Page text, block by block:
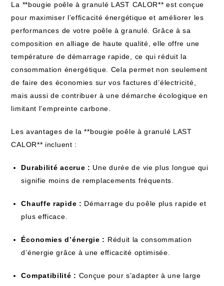
La **bougie poêle à granulé LAST CALOR** est conçue
pour maximiser l’efficacité énergétique et améliorer les
performances de votre poêle à granulé. Grâce à sa
composition en alliage de haute qualité, elle offre une
température de démarrage rapide, ce qui réduit la
consommation énergétique. Cela permet non seulement
de faire des économies sur vos factures d’électricité,
mais aussi de contribuer à une démarche écologique en
limitant l’empreinte carbone.
Les avantages de la **bougie poêle à granulé LAST
CALOR** incluent :
Durabilité accrue : Une durée de vie plus longue qui
signifie moins de remplacements fréquents.
Chauffe rapide : Démarrage du poêle plus rapide et
plus efficace.
Économies d’énergie : Réduit la consommation
d’énergie grâce à une efficacité optimisée.
Compatibilité : Conçue pour s’adapter à une large